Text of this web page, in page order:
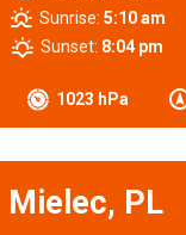
1023 hPa
Sunrise: 5:10 am
Sunset: 8:04 pm
Mielec, PL